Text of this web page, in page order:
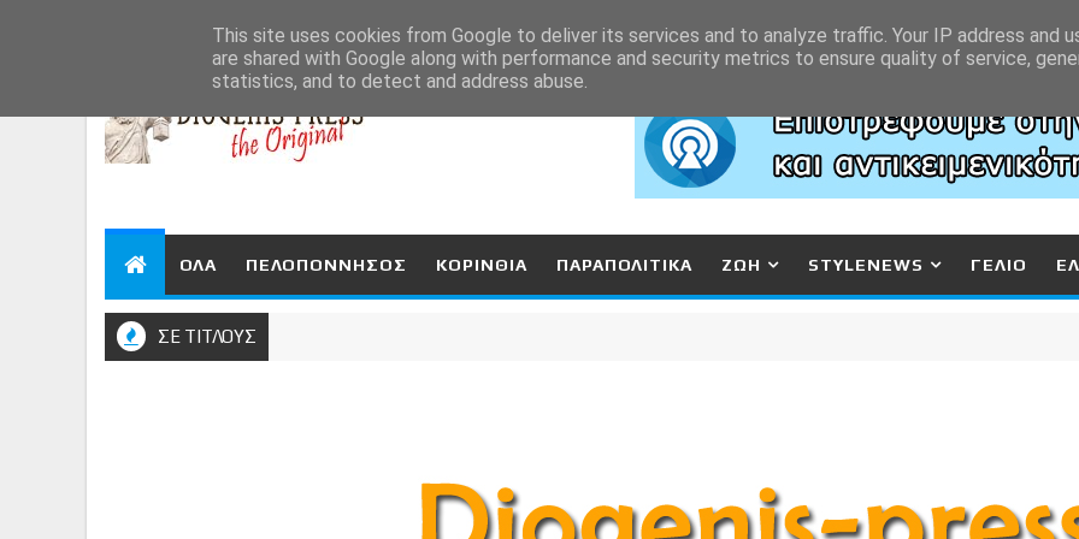
ΟΛΑ ΠΕΛΟΠΟΝΝΗΣΟΣ ΚΟΡΙΝΘΙΑ ΠΑΡΑΠΟΛΙΤΙΚΑ ΖΩΗ STYLENEWS ΓΕΛΙΟ
ΣΕ ΤΙΤΛΟΥΣ
This site uses cookies from Google to deliver its services and to analyze traffic. Your IP address and
are shared with Google along with performance and security metrics to ensure quality of service,
statistics, and to detect and address abuse.